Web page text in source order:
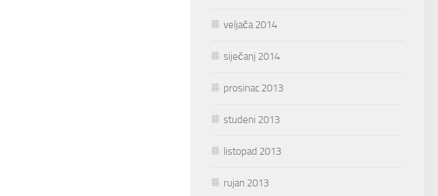
veljača 2014
siječanj 2014
prosinac 2013
studeni 2013
listopad 2013
rujan 2013